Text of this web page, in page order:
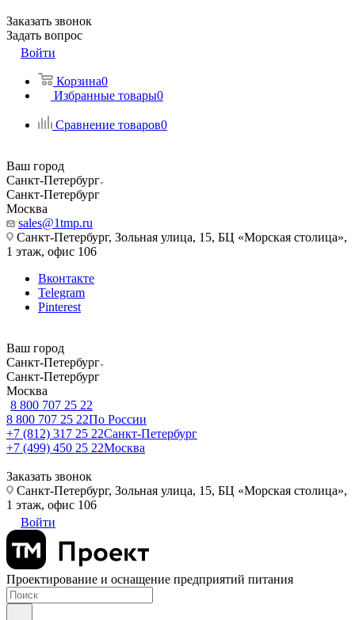
Заказать звонок
Задать вопрос
Войти
Корзина0
Избранные товары0
Сравнение товаров0
Ваш город
Санкт-Петербург
Санкт-Петербург
Москва
sales@1tmp.ru
Санкт-Петербург, Зольная улица, 15, БЦ «Морская столица»,
1 этаж, офис 106
Вконтакте
Telegram
Pinterest
Ваш город
Санкт-Петербург
Санкт-Петербург
Москва
8 800 707 25 22
8 800 707 25 22По России
+7 (812) 317 25 22Санкт-Петербург
+7 (499) 450 25 22Москва
Заказать звонок
Санкт-Петербург, Зольная улица, 15, БЦ «Морская столица»,
1 этаж, офис 106
Войти
Проектирование и оснащение предприятий питания